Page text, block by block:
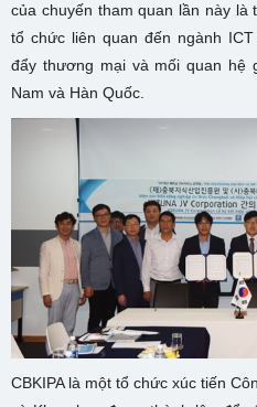
của chuyến tham quan lần này
tổ chức liên quan đến ngành
đẩy thương mại và mối quan hệ
Nam và Hàn Quốc.
CBKIPA là một tổ chức xúc tiến